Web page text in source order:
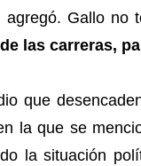
Gallo no
las carreras,
que
la que se
la situación